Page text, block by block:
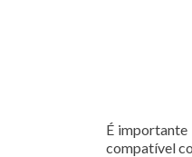
É importante
compatível